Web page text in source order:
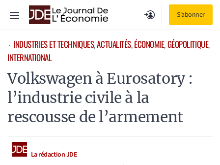
S'abonner
Menu
⋅ INDUSTRIES ET TECHNIQUES, ACTUALITÉS, ÉCONOMIE, GÉOPOLITIQUE,
INTERNATIONAL
Volkswagen à Eurosatory :
l’industrie civile à la
rescousse de l’armement
La rédaction JDE